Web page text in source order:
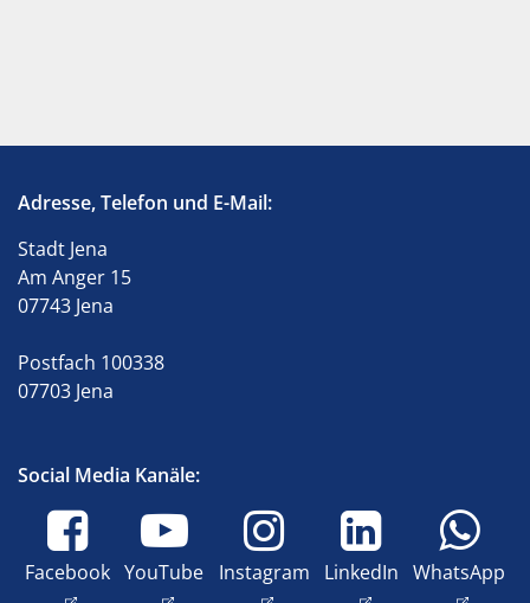
Adresse, Telefon und E-Mail:
Stadt Jena
Am Anger 15
07743 Jena
Postfach 100338
07703 Jena
Social Media Kanäle:
Facebook YouTube Instagram LinkedIn WhatsApp